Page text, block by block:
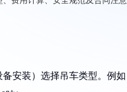
安装）选择吊车类型。例